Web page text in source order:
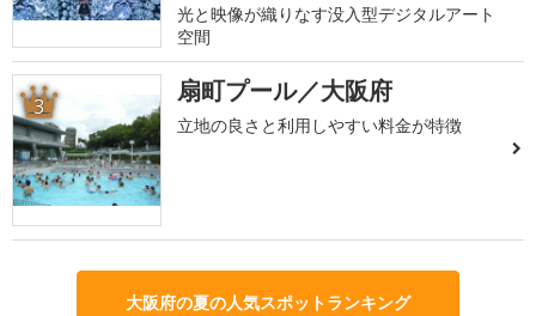
光と映像が織りなす没入型デジタルアート
空間
3 扇町プール／大阪府
立地の良さと利用しやすい料金が特徴
大阪府の夏の人気スポットランキング